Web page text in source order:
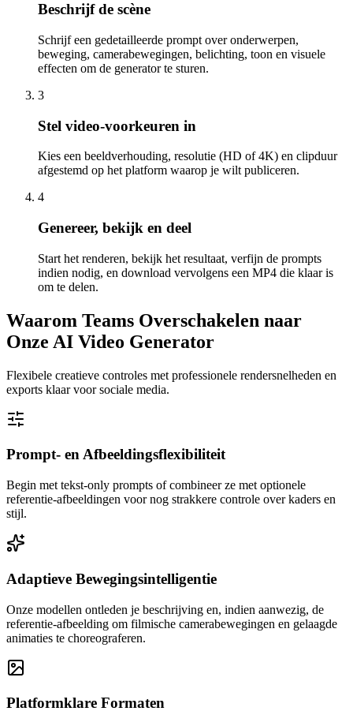
Beschrijf de scène
Schrijf een gedetailleerde prompt over onderwerpen,
beweging, camerabewegingen, belichting, toon en visuele
effecten om de generator te sturen.
3
Stel video-voorkeuren in
Kies een beeldverhouding, resolutie (HD of 4K) en clipduur
afgestemd op het platform waarop je wilt publiceren.
4
Genereer, bekijk en deel
Start het renderen, bekijk het resultaat, verfijn de prompts
indien nodig, en download vervolgens een MP4 die klaar is
om te delen.
Waarom Teams Overschakelen naar
Onze AI Video Generator
Flexibele creatieve controles met professionele rendersnelheden en
exports klaar voor sociale media.
Prompt- en Afbeeldingsflexibiliteit
Begin met tekst-only prompts of combineer ze met optionele
referentie-afbeeldingen voor nog strakkere controle over kaders en
stijl.
Adaptieve Bewegingsintelligentie
Onze modellen ontleden je beschrijving en, indien aanwezig, de
referentie-afbeelding om filmische camerabewegingen en gelaagde
animaties te choreograferen.
Platformklare Formaten